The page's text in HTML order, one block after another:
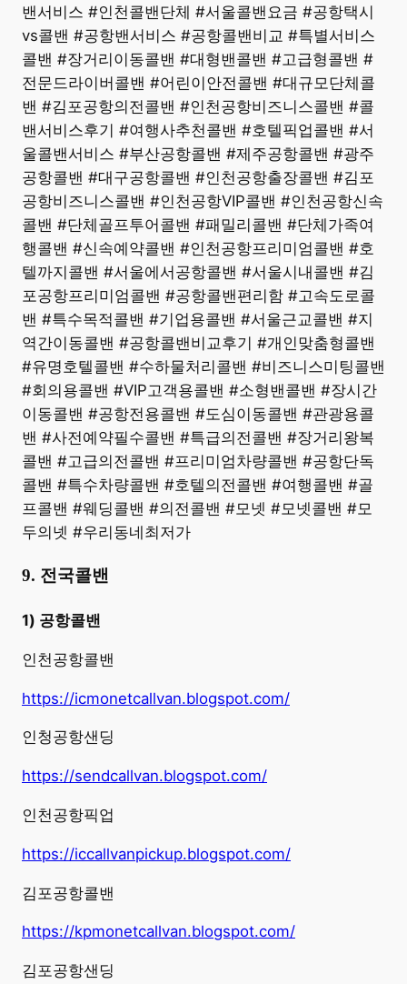
밴서비스 #인천콜밴단체 #서울콜밴요금 #공항택시
vs콜밴 #공항밴서비스 #공항콜밴비교 #특별서비스
콜밴 #장거리이동콜밴 #대형밴콜밴 #고급형콜밴 #
전문드라이버콜밴 #어린이안전콜밴 #대규모단체콜
밴 #김포공항의전콜밴 #인천공항비즈니스콜밴 #콜
밴서비스후기 #여행사추천콜밴 #호텔픽업콜밴 #서
울콜밴서비스 #부산공항콜밴 #제주공항콜밴 #광주
공항콜밴 #대구공항콜밴 #인천공항출장콜밴 #김포
공항비즈니스콜밴 #인천공항VIP콜밴 #인천공항신속
콜밴 #단체골프투어콜밴 #패밀리콜밴 #단체가족여
행콜밴 #신속예약콜밴 #인천공항프리미엄콜밴 #호
텔까지콜밴 #서울에서공항콜밴 #서울시내콜밴 #김
포공항프리미엄콜밴 #공항콜밴편리함 #고속도로콜
밴 #특수목적콜밴 #기업용콜밴 #서울근교콜밴 #지
역간이동콜밴 #공항콜밴비교후기 #개인맞춤형콜밴
#유명호텔콜밴 #수하물처리콜밴 #비즈니스미팅콜밴
#회의용콜밴 #VIP고객용콜밴 #소형밴콜밴 #장시간
이동콜밴 #공항전용콜밴 #도심이동콜밴 #관광용콜
밴 #사전예약필수콜밴 #특급의전콜밴 #장거리왕복
콜밴 #고급의전콜밴 #프리미엄차량콜밴 #공항단독
콜밴 #특수차량콜밴 #호텔의전콜밴 #여행콜밴 #골
프콜밴 #웨딩콜밴 #의전콜밴 #모넷 #모넷콜밴 #모
두의넷 #우리동네최저가
9. 전국콜밴
1) 공항콜밴
인천공항콜밴
https://icmonetcallvan.blogspot.com/
인청공항샌딩
https://sendcallvan.blogspot.com/
인천공항픽업
https://iccallvanpickup.blogspot.com/
김포공항콜밴
https://kpmonetcallvan.blogspot.com/
김포공항샌딩